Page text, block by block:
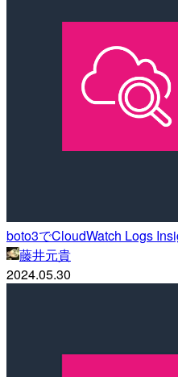
boto3でCloudWatch Logs
藤井元貴
2024.05.30